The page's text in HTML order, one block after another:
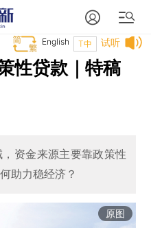
试听
T中
English
性贷款｜特稿
资金来源主要靠政策性
助力稳经济？
原图